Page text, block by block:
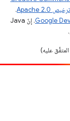
ترخيص Apache 2.0‏
.
. إنّ Java